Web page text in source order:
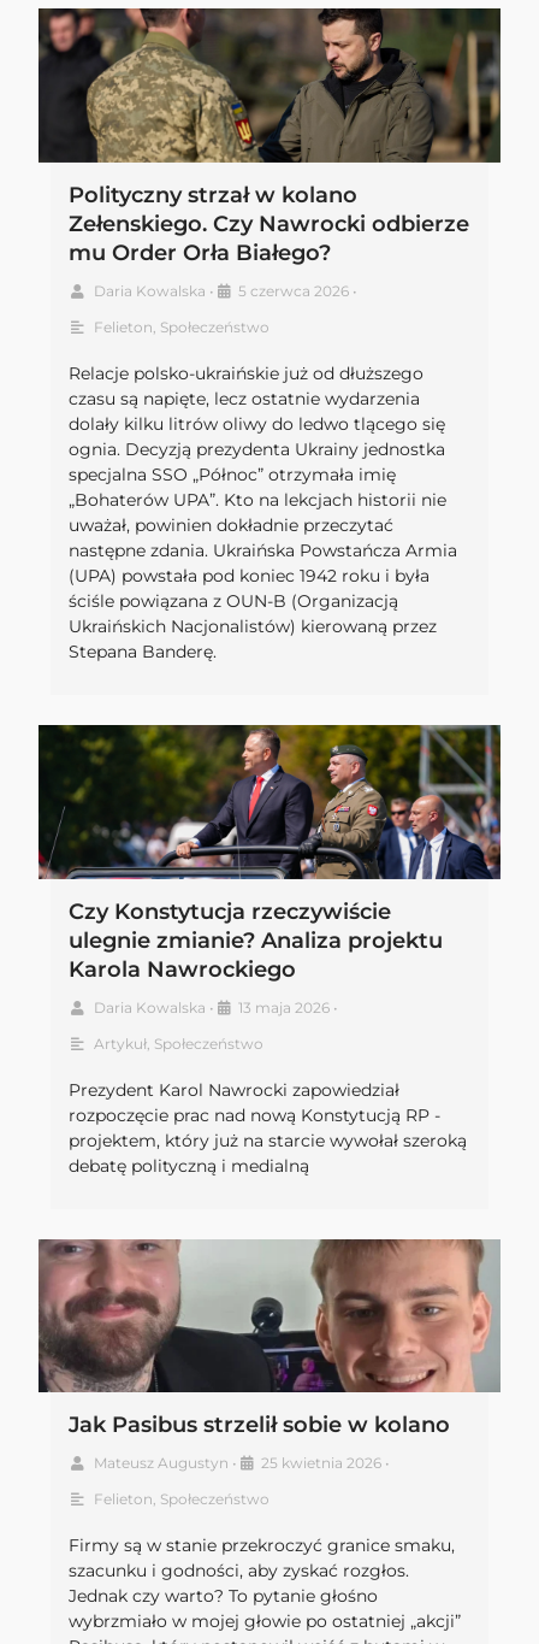
Polityczny strzał w kolano
Zełenskiego. Czy Nawrocki odbierze
mu Order Orła Białego?
Daria Kowalska • 5 czerwca 2026 •
Felieton, Społeczeństwo
Relacje polsko-ukraińskie już od dłuższego
czasu są napięte, lecz ostatnie wydarzenia
dolały kilku litrów oliwy do ledwo tlącego się
ognia. Decyzją prezydenta Ukrainy jednostka
specjalna SSO „Północ” otrzymała imię
„Bohaterów UPA”. Kto na lekcjach historii nie
uważał, powinien dokładnie przeczytać
następne zdania. Ukraińska Powstańcza Armia
(UPA) powstała pod koniec 1942 roku i była
ściśle powiązana z OUN-B (Organizacją
Ukraińskich Nacjonalistów) kierowaną przez
Stepana Banderę.
Czy Konstytucja rzeczywiście
ulegnie zmianie? Analiza projektu
Karola Nawrockiego
Daria Kowalska • 13 maja 2026 •
Artykuł Społeczeństwo
Prezydent Karol Nawrocki zapowiedział
rozpoczęcie prac nad nową Konstytucją RP -
projektem, który już na starcie wywołał szeroką
debatę polityczną i medialną
Jak Pasibus strzelił sobie w kolano
Mateusz Augustyn • 25 kwietnia 2026 •
Felieton, Społeczeństwo
Firmy są w stanie przekroczyć granice smaku,
szacunku i godności, aby zyskać rozgłos.
Jednak czy warto? To pytanie głośno
wybrzmiało w mojej głowie po ostatniej „akcji”